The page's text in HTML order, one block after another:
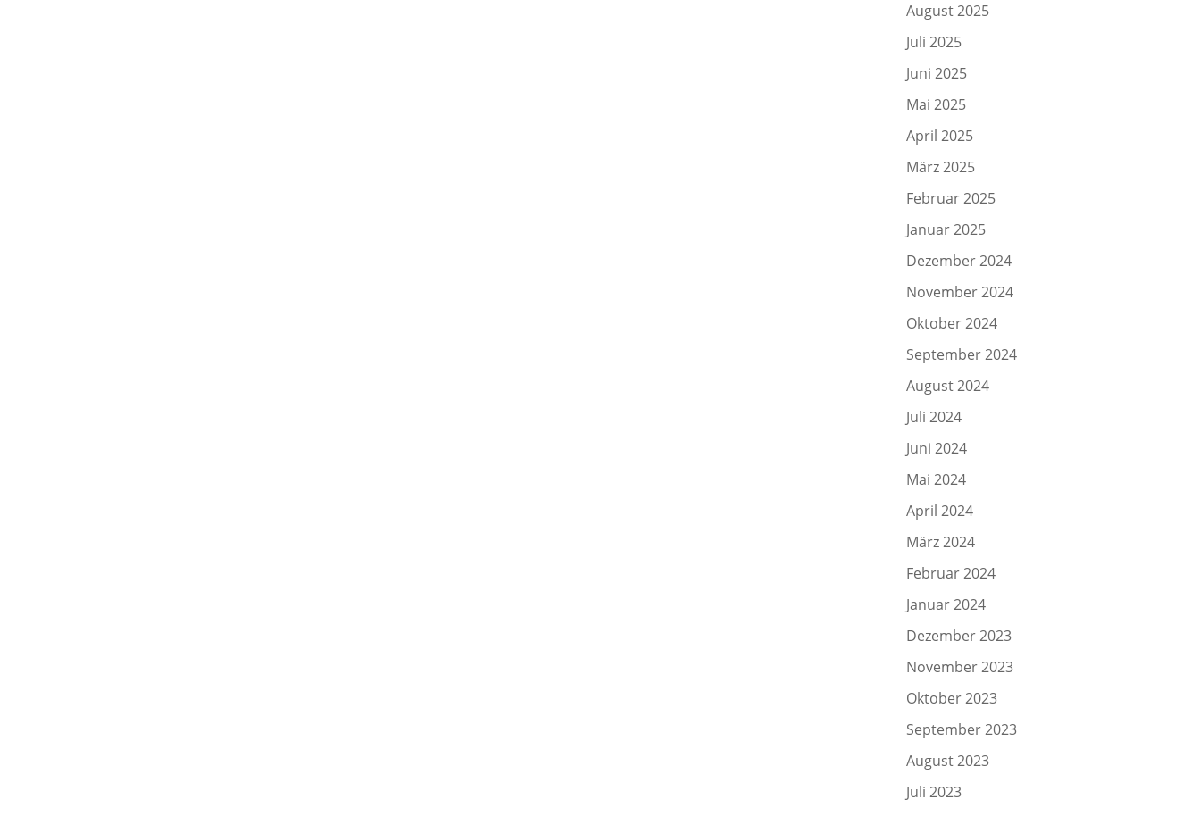
August 2025
Juli 2025
Juni 2025
Mai 2025
April 2025
März 2025
Februar 2025
Januar 2025
Dezember 2024
November 2024
Oktober 2024
September 2024
August 2024
Juli 2024
Juni 2024
Mai 2024
April 2024
März 2024
Februar 2024
Januar 2024
Dezember 2023
November 2023
Oktober 2023
September 2023
August 2023
Juli 2023